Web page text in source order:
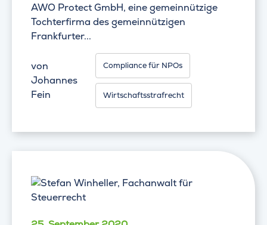
AWO Protect GmbH, eine gemeinnützige
Tochterfirma des gemeinnützigen
Frankfurter...
von
Johannes
Fein
Compliance für NPOs
Wirtschaftsstrafrecht